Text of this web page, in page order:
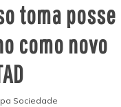
toma posse
como novo
Sociedade